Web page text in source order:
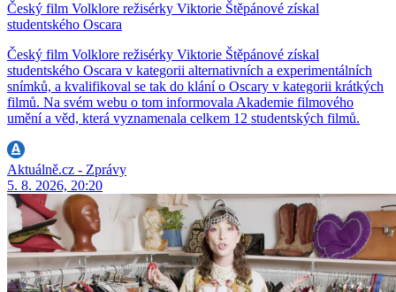
Český film Volklore režisérky Viktorie Štěpánové získal
studentského Oscara
Český film Volklore režisérky Viktorie Štěpánové získal
studentského Oscara v kategorii alternativních a experimentálních
snímků, a kvalifikoval se tak do klání o Oscary v kategorii krátkých
filmů. Na svém webu o tom informovala Akademie filmového
umění a věd, která vyznamenala celkem 12 studentských filmů.
Aktuálně.cz - Zprávy
5. 8. 2026, 20:20